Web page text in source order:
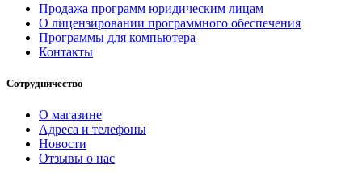
Продажа программ юридическим лицам
О лицензировании программного обеспечения
Программы для компьютера
Контакты
Сотрудничество
О магазине
Адреса и телефоны
Новости
Отзывы о нас